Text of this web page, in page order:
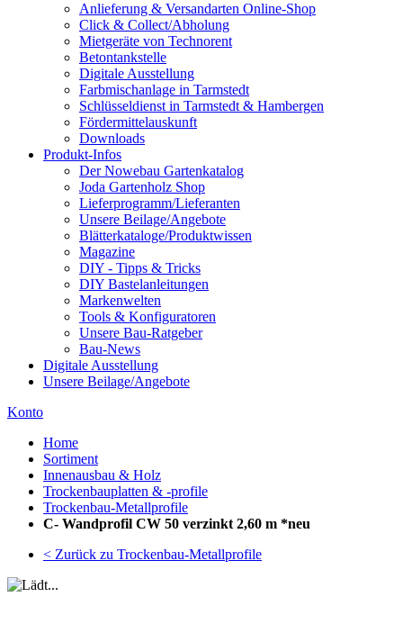
Anlieferung & Versandarten Online-Shop
Click & Collect/Abholung
Mietgeräte von Technorent
Betontankstelle
Digitale Ausstellung
Farbmischanlage in Tarmstedt
Schlüsseldienst in Tarmstedt & Hambergen
Fördermittelauskunft
Downloads
Produkt-Infos
Der Nowebau Gartenkatalog
Joda Gartenholz Shop
Lieferprogramm/Lieferanten
Unsere Beilage/Angebote
Blätterkataloge/Produktwissen
Magazine
DIY - Tipps & Tricks
DIY Bastelanleitungen
Markenwelten
Tools & Konfiguratoren
Unsere Bau-Ratgeber
Bau-News
Digitale Ausstellung
Unsere Beilage/Angebote
Konto
Home
Sortiment
Innenausbau & Holz
Trockenbauplatten & -profile
Trockenbau-Metallprofile
C- Wandprofil CW 50 verzinkt 2,60 m *neu
< Zurück zu Trockenbau-Metallprofile